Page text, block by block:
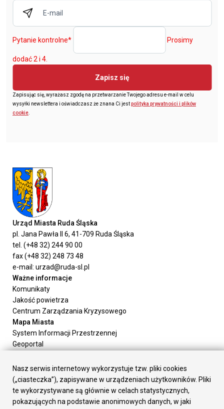
Pytanie kontrolne* Prosimy
dodać 2 i 4.
Zapisz się
Zapisując się, wyrażasz zgodę na przetwarzanie Twojego adresu e-mail w celu
wysyłki newslettera i oświadczasz że znana Ci jestpolityka prywatności i plików
cookie.
Urząd Miasta Ruda Śląska
pl. Jana Pawła II 6, 41-709 Ruda Śląska
tel. (+48 32) 244 90 00
fax (+48 32) 248 73 48
e-mail: urzad@ruda-sl.pl
Ważne informacje
Komunikaty
Jakość powietrza
Centrum Zarządzania Kryzysowego
Mapa Miasta
System Informacji Przestrzennej
Geoportal
Załatw sprawę
Prezydent Miasta
Rada Miasta
Wydziały
Nasz serwis internetowy wykorzystuje tzw. pliki cookies
(„ciasteczka”), zapisywane w urządzeniach użytkowników. Pliki
te wykorzystywane są głównie w celach statystycznych,
pokazujących na podstawie anonimowych danych, w jaki